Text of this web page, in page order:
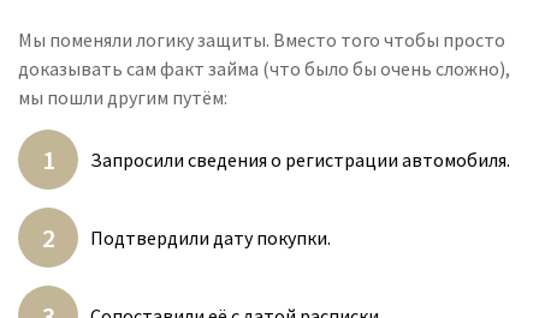
Мы поменяли логику защиты. Вместо того чтобы просто
доказывать сам факт займа (что было бы очень сложно),
мы пошли другим путём:
Запросили сведения о регистрации автомобиля.
Подтвердили дату покупки.